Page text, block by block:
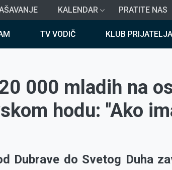
KALENDAR PRATITE NAS
TV VODIČ KLUB PRIJATELJA
000 mladih na
hodu: ''Ako
Dubrave do Svetog Duha